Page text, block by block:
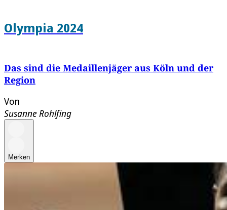
Olympia 2024
Das sind die Medaillenjäger aus Köln und der
Region
Von
Susanne Rohlfing
Merken